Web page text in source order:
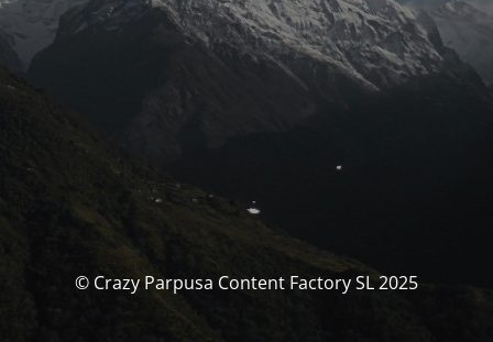
© Crazy Parpusa Content Factory SL 2025